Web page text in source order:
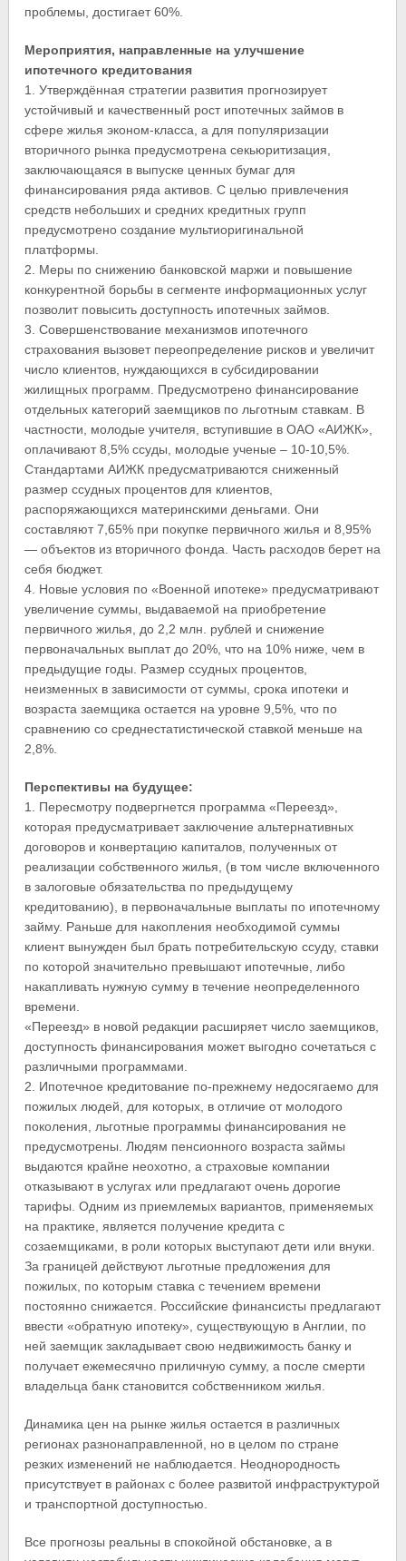
проблемы, достигает 60%.
Мероприятия, направленные на улучшение
ипотечного кредитования
1. Утверждённая стратегии развития прогнозирует
устойчивый и качественный рост ипотечных займов в
сфере жилья эконом-класса, а для популяризации
вторичного рынка предусмотрена секьюритизация,
заключающаяся в выпуске ценных бумаг для
финансирования ряда активов. С целью привлечения
средств небольших и средних кредитных групп
предусмотрено создание мультиоригинальной
платформы.
2. Меры по снижению банковской маржи и повышение
конкурентной борьбы в сегменте информационных услуг
позволит повысить доступность ипотечных займов.
3. Совершенствование механизмов ипотечного
страхования вызовет переопределение рисков и увеличит
число клиентов, нуждающихся в субсидировании
жилищных программ. Предусмотрено финансирование
отдельных категорий заемщиков по льготным ставкам. В
частности, молодые учителя, вступившие в ОАО «АИЖК»,
оплачивают 8,5% ссуды, молодые ученые – 10-10,5%.
Стандартами АИЖК предусматриваются сниженный
размер ссудных процентов для клиентов,
распоряжающихся материнскими деньгами. Они
составляют 7,65% при покупке первичного жилья и 8,95%
— объектов из вторичного фонда. Часть расходов берет на
себя бюджет.
4. Новые условия по «Военной ипотеке» предусматривают
увеличение суммы, выдаваемой на приобретение
первичного жилья, до 2,2 млн. рублей и снижение
первоначальных выплат до 20%, что на 10% ниже, чем в
предыдущие годы. Размер ссудных процентов,
неизменных в зависимости от суммы, срока ипотеки и
возраста заемщика остается на уровне 9,5%, что по
сравнению со среднестатистической ставкой меньше на
2,8%.
Перспективы на будущее:
1. Пересмотру подвергнется программа «Переезд»,
которая предусматривает заключение альтернативных
договоров и конвертацию капиталов, полученных от
реализации собственного жилья, (в том числе включенного
в залоговые обязательства по предыдущему
кредитованию), в первоначальные выплаты по ипотечному
займу. Раньше для накопления необходимой суммы
клиент вынужден был брать потребительскую ссуду, ставки
по которой значительно превышают ипотечные, либо
накапливать нужную сумму в течение неопределенного
времени.
«Переезд» в новой редакции расширяет число заемщиков,
доступность финансирования может выгодно сочетаться с
различными программами.
2. Ипотечное кредитование по-прежнему недосягаемо для
пожилых людей, для которых, в отличие от молодого
поколения, льготные программы финансирования не
предусмотрены. Людям пенсионного возраста займы
выдаются крайне неохотно, а страховые компании
отказывают в услугах или предлагают очень дорогие
тарифы. Одним из приемлемых вариантов, применяемых
на практике, является получение кредита с
созаемщиками, в роли которых выступают дети или внуки.
За границей действуют льготные предложения для
пожилых, по которым ставка с течением времени
постоянно снижается. Российские финансисты предлагают
ввести «обратную ипотеку», существующую в Англии, по
ней заемщик закладывает свою недвижимость банку и
получает ежемесячно приличную сумму, а после смерти
владельца банк становится собственником жилья.
Динамика цен на рынке жилья остается в различных
регионах разнонаправленной, но в целом по стране
резких изменений не наблюдается. Неоднородность
присутствует в районах с более развитой инфраструктурой
и транспортной доступностью.
Все прогнозы реальны в спокойной обстановке, а в